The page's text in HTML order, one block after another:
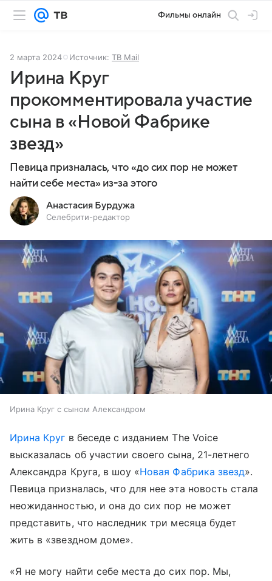
Фильмы онлайн
2 марта 2024 Источник: ТВ Mail
Ирина Круг
прокомментировала участие
сына в «Новой Фабрике
звезд»
Певица призналась, что «до сих пор не может
найти себе места» из-за этого
Анастасия Бурдужа
Селебрити-редактор
Ирина Круг с сыном Александром
Ирина Круг в беседе с изданием The Voice
высказалась об участии своего сына, 21-летнего
Александра Круга, в шоу «Новая Фабрика звезд».
Певица призналась, что для нее эта новость стала
неожиданностью, и она до сих пор не может
представить, что наследник три месяца будет
жить в «звездном доме».
«Я не могу найти себе места до сих пор. Мы,